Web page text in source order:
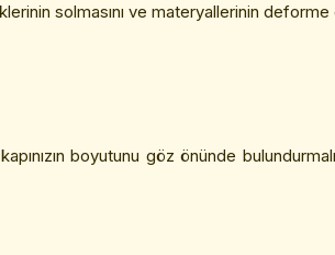
solmasını ve materyallerinin deforme
boyutunu göz önünde